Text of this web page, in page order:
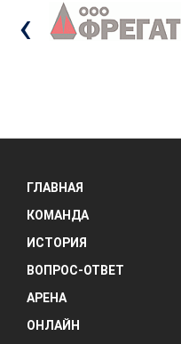
‹
ГЛАВНАЯ
КОМАНДА
ИСТОРИЯ
ВОПРОС-ОТВЕТ
АРЕНА
ОНЛАЙН